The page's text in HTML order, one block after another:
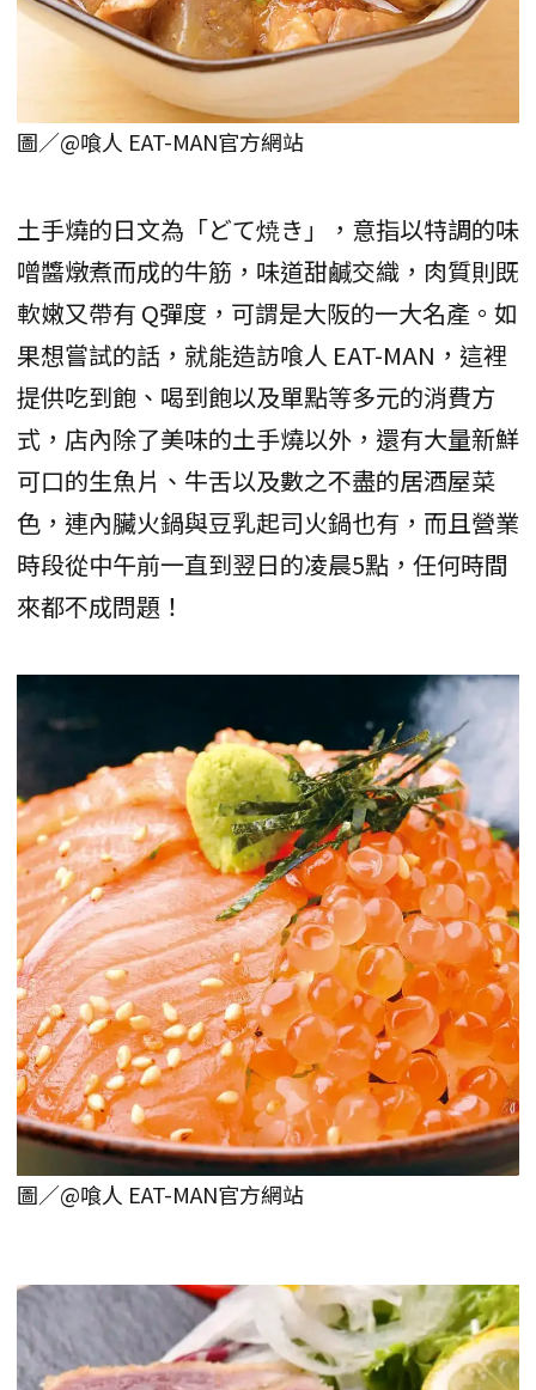
圖／@喰人 EAT-MAN官方網站
土手燒的日文為「どて焼き」，意指以特調的味
噌醬燉煮而成的牛筋，味道甜鹹交織，肉質則既
軟嫩又帶有 Q彈度，可謂是大阪的一大名產。如
果想嘗試的話，就能造訪喰人 EAT-MAN，這裡
提供吃到飽、喝到飽以及單點等多元的消費方
式，店內除了美味的土手燒以外，還有大量新鮮
可口的生魚片、牛舌以及數之不盡的居酒屋菜
色，連內臟火鍋與豆乳起司火鍋也有，而且營業
時段從中午前一直到翌日的凌晨5點，任何時間
來都不成問題！
圖／@喰人 EAT-MAN官方網站